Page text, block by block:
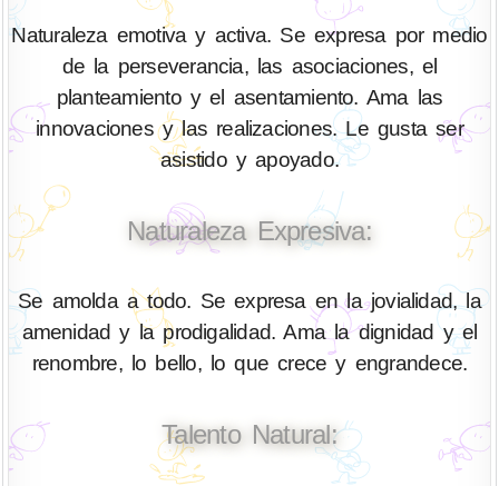
Naturaleza emotiva y activa. Se expresa por medio
de la perseverancia, las asociaciones, el
planteamiento y el asentamiento. Ama las
innovaciones y las realizaciones. Le gusta ser
asistido y apoyado.
Naturaleza Expresiva:
Se amolda a todo. Se expresa en la jovialidad, la
amenidad y la prodigalidad. Ama la dignidad y el
renombre, lo bello, lo que crece y engrandece.
Talento Natural: